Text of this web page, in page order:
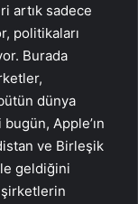
artık sadece
politikaları
Burada
dünya
Apple’ın
ve Birleşik
geldiğini